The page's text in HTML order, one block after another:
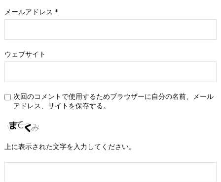
メールアドレス *
ウェブサイト
次回のコメントで使用するためブラウザーに自分の名前、メール
アドレス、サイトを保存する。
上に表示された文字を入力してください。